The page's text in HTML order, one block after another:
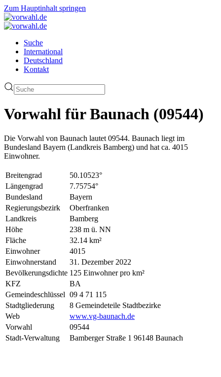
Zum Hauptinhalt springen
Suche
International
Deutschland
Kontakt
Vorwahl für Baunach (09544)
Die Vorwahl von Baunach lautet 09544. Baunach liegt im
Bundesland Bayern (Landkreis Bamberg) und hat ca. 4015
Einwohner.
Breitengrad
50.10523°
Längengrad
7.75754°
Bundesland
Bayern
Regierungsbezirk
Oberfranken
Landkreis
Bamberg
Höhe
238 m ü. NN
Fläche
32.14 km²
Einwohner
4015
Einwohnerstand
31. Dezember 2022
Bevölkerungsdichte 125 Einwohner pro km²
KFZ
BA
Gemeindeschlüssel 09 4 71 115
Stadtgliederung
8 Gemeindeteile Stadtbezirke
Web
www.vg-baunach.de
Vorwahl
09544
Stadt-Verwaltung
Bamberger Straße 1 96148 Baunach